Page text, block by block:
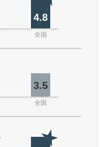
4.8
全国
3.5
全国